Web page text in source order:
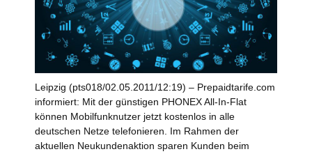
Leipzig (pts018/02.05.2011/12:19) – Prepaidtarife.com
informiert: Mit der günstigen PHONEX All-In-Flat
können Mobilfunknutzer jetzt kostenlos in alle
deutschen Netze telefonieren. Im Rahmen der
aktuellen Neukundenaktion sparen Kunden beim